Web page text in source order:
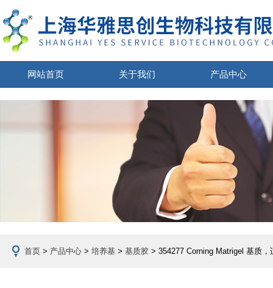
网站首页 关于我们 产品中心
首页 > 产品中心 > 培养基 > 基质胶 > 354277 Corning Matrigel 基质，